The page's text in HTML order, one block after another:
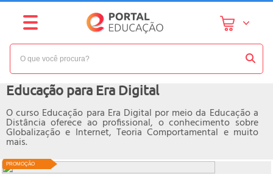
PROMOÇÃO
NÍVEL: AVANÇADO
Educação para Era Digital
O curso Educação para Era Digital por meio da Educação a
Distância oferece ao profissional, o conhecimento sobre
Globalização e Internet, Teoria Comportamental e muito
mais.